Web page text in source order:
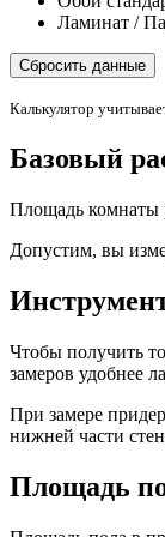
Ламинат /
Сбросить данные
Калькулятор
Базовый
Площадь комнаты
Допустим, вы
Чтобы получить
замеров удобнее
При замере
нижней части
Площадь